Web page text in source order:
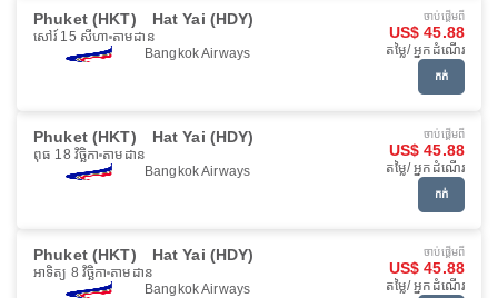
Phuket (HKT) Hat Yai (HDY)
សៅរ៍ 15 សីហា តាមដាន
Bangkok Airways
ចាប់ផ្ដើមពី
US$ 45.88
តម្លៃ/ អ្នកដំណើរ
កក់
Phuket (HKT) Hat Yai (HDY)
ពុធ 18 វិច្ឆិកា តាមដាន
Bangkok Airways
ចាប់ផ្ដើមពី
US$ 45.88
តម្លៃ/ អ្នកដំណើរ
កក់
Phuket (HKT) Hat Yai (HDY)
អាទិត្យ 8 វិច្ឆិកា តាមដាន
Bangkok Airways
ចាប់ផ្ដើមពី
US$ 45.88
តម្លៃ/ អ្នកដំណើរ